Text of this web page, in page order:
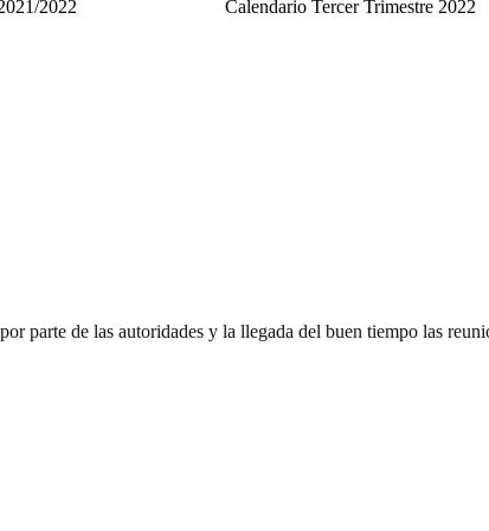
2022 Calendario Tercer Trimestre 2022
parte de las autoridades y la llegada del buen tiempo las